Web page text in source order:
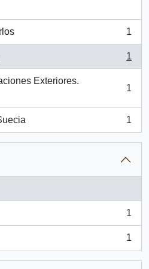
1
1
Exteriores.
1
1
1
1